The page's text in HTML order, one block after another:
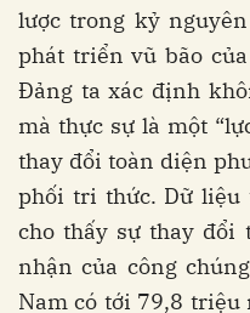
lược trong kỷ
phát triển vũ bão
Đảng ta xác định
mà thực sự là một
thay đổi toàn diện
phối tri thức. Dữ liệu
cho thấy sự thay đổi
nhận của công
Nam có tới 79,8